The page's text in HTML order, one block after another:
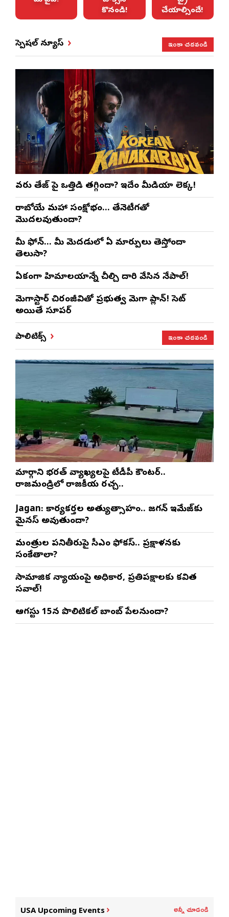
కొనండి!
చేయాల్సిందే!
స్పెషల్ న్యూస్ ఇంకా చదవండి
వరుణ్ తేజ్‌ పై ఒత్తిడి తగ్గిందా? ఇదేం మీడియా లెక్క!
రాబోయే మహా సంక్షోభం… తేనెటీగతో
మొదలవుతుందా?
మీ ఫోన్… మీ మెదడులో ఏ మార్పులు తెస్తోందా
తెలుసా?
ఏకంగా హిమాలయాన్నే చీల్చి దారి వేసిన నేపాల్!
మెగాస్టార్ చిరంజీవితో ప్రభుత్వ మెగా ప్లాన్! సెట్
అయితే సూపర్
పాలిటిక్స్ ఇంకా చదవండి
మార్గాని భరత్ వ్యాఖ్యలపై టీడీపీ కౌంటర్..
రాజమండ్రిలో రాజకీయ రచ్చ..
Jagan: కార్యకర్తల అత్యుత్సాహం.. జగన్ ఇమేజ్‌కు
మైనస్ అవుతుందా?
మంత్రుల పనితీరుపై సీఎం ఫోకస్.. ప్రక్షాళనకు
సంకేతాలా?
సామాజిక న్యాయంపై అధికార, ప్రతిపక్షాలకు కవిత
సవాల్!
ఆగస్టు 15న పొలిటికల్ బాంబ్ పేలనుందా?
USA Upcoming Events అన్నీ చూడండి